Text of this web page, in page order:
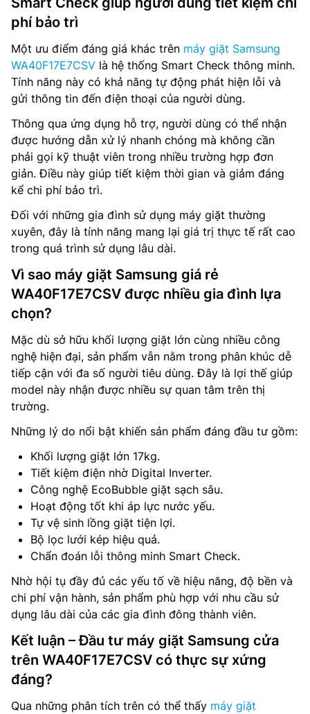
phí bảo trì
Một ưu điểm đáng giá khác trên máy giặt Samsung
WA40F17E7CSV là hệ thống Smart Check thông minh.
Tính năng này có khả năng tự động phát hiện lỗi và
gửi thông tin đến điện thoại của người dùng.
Thông qua ứng dụng hỗ trợ, người dùng có thể nhận
được hướng dẫn xử lý nhanh chóng mà không cần
phải gọi kỹ thuật viên trong nhiều trường hợp đơn
giản. Điều này giúp tiết kiệm thời gian và giảm đáng
kể chi phí bảo trì.
Đối với những gia đình sử dụng máy giặt thường
xuyên, đây là tính năng mang lại giá trị thực tế rất cao
trong quá trình sử dụng lâu dài.
Vì sao máy giặt Samsung giá rẻ
WA40F17E7CSV được nhiều gia đình lựa
chọn?
Mặc dù sở hữu khối lượng giặt lớn cùng nhiều công
nghệ hiện đại, sản phẩm vẫn nằm trong phân khúc dễ
tiếp cận với đa số người tiêu dùng. Đây là lợi thế giúp
model này nhận được nhiều sự quan tâm trên thị
trường.
Những lý do nổi bật khiến sản phẩm đáng đầu tư gồm:
Khối lượng giặt lớn 17kg.
Tiết kiệm điện nhờ Digital Inverter.
Công nghệ EcoBubble giặt sạch sâu.
Hoạt động tốt khi áp lực nước yếu.
Tự vệ sinh lồng giặt tiện lợi.
Bộ lọc lưới kép hiệu quả.
Chẩn đoán lỗi thông minh Smart Check.
Nhờ hội tụ đầy đủ các yếu tố về hiệu năng, độ bền và
chi phí vận hành, sản phẩm phù hợp với nhu cầu sử
dụng lâu dài của các gia đình đông thành viên.
Kết luận – Đầu tư máy giặt Samsung cửa
trên WA40F17E7CSV có thực sự xứng
đáng?
Qua những phân tích trên có thể thấy máy giặt